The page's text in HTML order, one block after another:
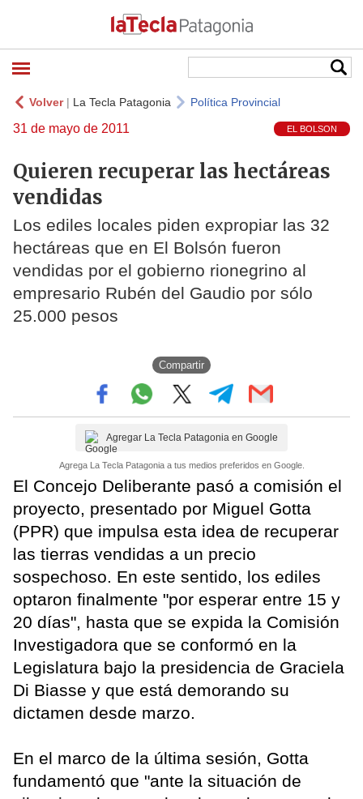
Volver| La Tecla Patagonia Política Provincial
31 de mayo de 2011 EL BOLSON
Quieren recuperar las hectáreas
vendidas
Los ediles locales piden expropiar las 32
hectáreas que en El Bolsón fueron
vendidas por el gobierno rionegrino al
empresario Rubén del Gaudio por sólo
25.000 pesos
Compartir
Agregar La Tecla Patagonia en Google
Agrega La Tecla Patagonia a tus medios preferidos en Google.
El Concejo Deliberante pasó a comisión el
proyecto, presentado por Miguel Gotta
(PPR) que impulsa esta idea de recuperar
las tierras vendidas a un precio
sospechoso. En este sentido, los ediles
optaron finalmente "por esperar entre 15 y
20 días", hasta que se expida la Comisión
Investigadora que se conformó en la
Legislatura bajo la presidencia de Graciela
Di Biasse y que está demorando su
dictamen desde marzo.
En el marco de la última sesión, Gotta
fundamentó que "ante la situación de